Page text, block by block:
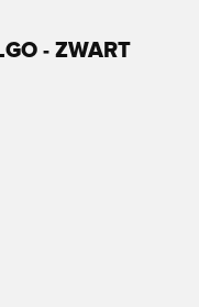
- ZWART